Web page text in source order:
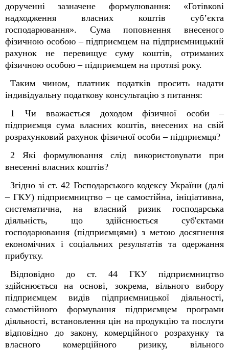
дорученні зазначене формулювання: «Готівкові
надходження власних коштів суб’єкта
господарювання». Сума поповнення внесеного
фізичною особою – підприємцем на підприємницький
рахунок не перевищує суму коштів, отриманих
фізичною особою – підприємцем на протязі року.
Таким чином, платник податків просить надати
індивідуальну податкову консультацію з питання:
1 Чи вважається доходом фізичної особи –
підприємця сума власних коштів, внесених на свій
розрахунковий рахунок фізичної особи – підприємця?
2 Які формулювання слід використовувати при
внесенні власних коштів?
Згідно зі ст. 42 Господарського кодексу України (далі
– ГКУ) підприємництво – це самостійна, ініціативна,
систематична, на власний ризик господарська
діяльність, що здійснюється суб'єктами
господарювання (підприємцями) з метою досягнення
економічних і соціальних результатів та одержання
прибутку.
Відповідно до ст. 44 ГКУ підприємництво
здійснюється на основі, зокрема, вільного вибору
підприємцем видів підприємницької діяльності,
самостійного формування підприємцем програми
діяльності, встановлення цін на продукцію та послуги
відповідно до закону, комерційного розрахунку та
власного комерційного ризику, вільного